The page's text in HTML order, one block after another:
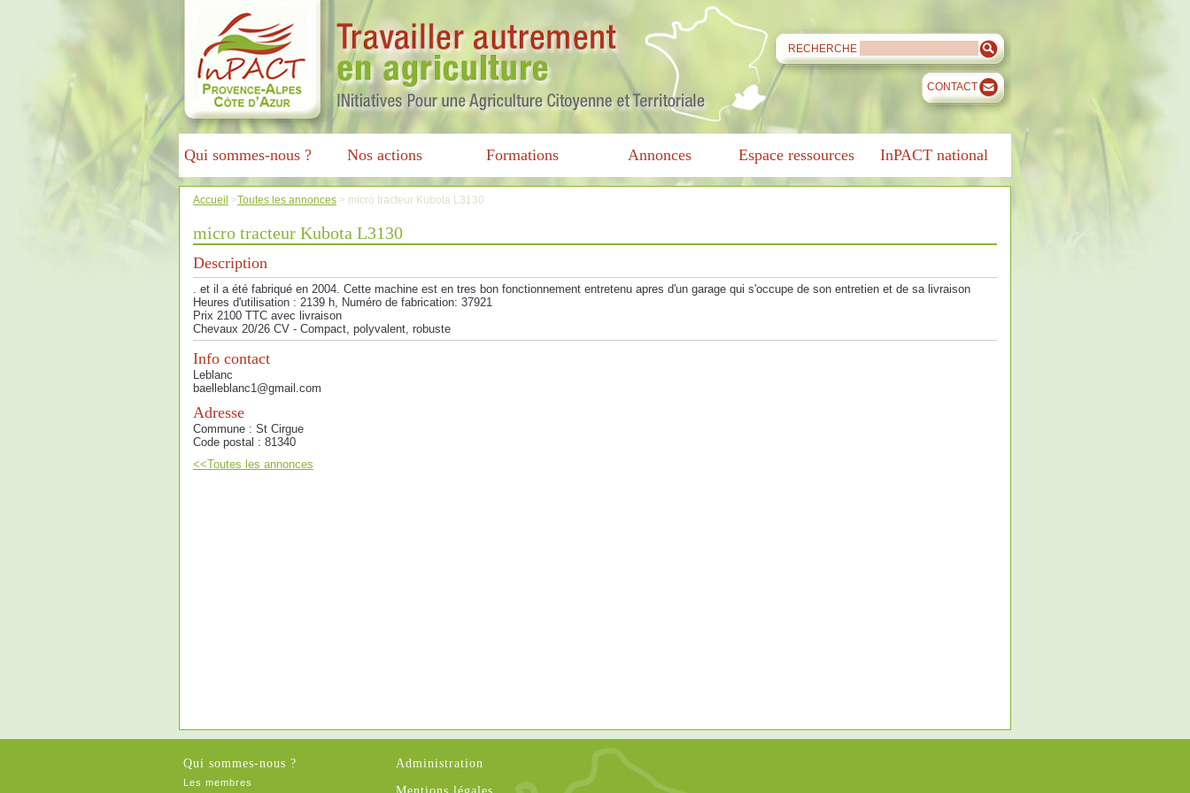
RECHERCHE
CONTACT
Qui sommes-nous ? Nos actions Formations Annonces Espace ressources InPACT national
Accueil >Toutes les annonces > micro tracteur Kubota L3130
micro tracteur Kubota L3130
Description
. et il a été fabriqué en 2004. Cette machine est en tres bon fonctionnement entretenu apres d'un garage qui s'occupe de son entretien et de sa livraison
Heures d'utilisation : 2139 h, Numéro de fabrication: 37921
Prix 2100 TTC avec livraison
Chevaux 20/26 CV - Compact, polyvalent, robuste
Info contact
Leblanc
baelleblanc1@gmail.com
Adresse
Commune : St Cirgue
Code postal : 81340
<<Toutes les annonces
Qui sommes-nous ?
Les membres
Administration